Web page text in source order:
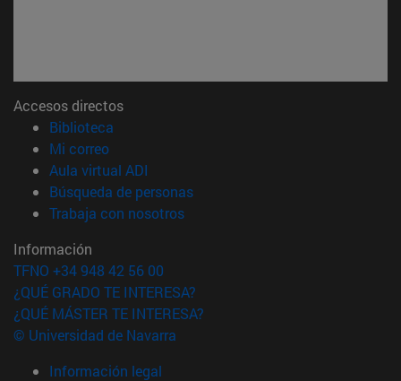
Accesos directos
Biblioteca
Mi correo(abre en nueva ventana)
Aula virtual ADI
Búsqueda de personas(abre en nueva ventana)
Trabaja con nosotros(abre en nueva ventana)
Información
TFNO +34 948 42 56 00
¿QUÉ GRADO TE INTERESA?
¿QUÉ MÁSTER TE INTERESA?
© Universidad de Navarra
Información legal